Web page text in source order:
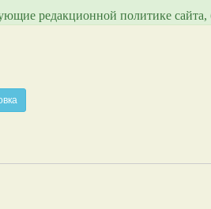
редакционной политике